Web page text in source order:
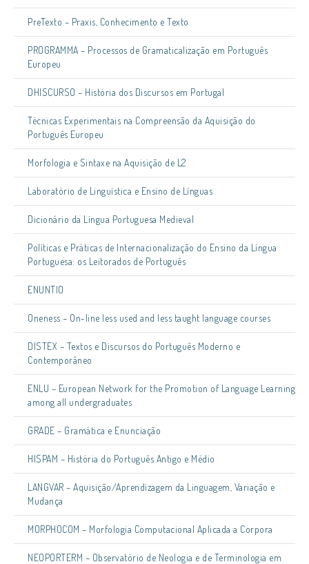
PreTexto – Praxis, Conhecimento e Texto
PROGRAMMA – Processos de Gramaticalização em Português
Europeu
DHISCURSO – História dos Discursos em Portugal
Técnicas Experimentais na Compreensão da Aquisição do
Português Europeu
Morfologia e Sintaxe na Aquisição de L2
Laboratório de Linguística e Ensino de Línguas
Dicionário da Língua Portuguesa Medieval
Políticas e Práticas de Internacionalização do Ensino da Língua
Portuguesa: os Leitorados de Português
ENUNTIO
Oneness – On-line less used and less taught language courses
DISTEX – Textos e Discursos do Português Moderno e
Contemporâneo
ENLU – European Network for the Promotion of Language Learning
among all undergraduates
GRADE – Gramática e Enunciação
HISPAM – História do Português Antigo e Médio
LANGVAR – Aquisição/Aprendizagem da Linguagem, Variação e
Mudança
MORPHOCOM – Morfologia Computacional Aplicada a Corpora
NEOPORTERM – Observatório de Neologia e de Terminologia em